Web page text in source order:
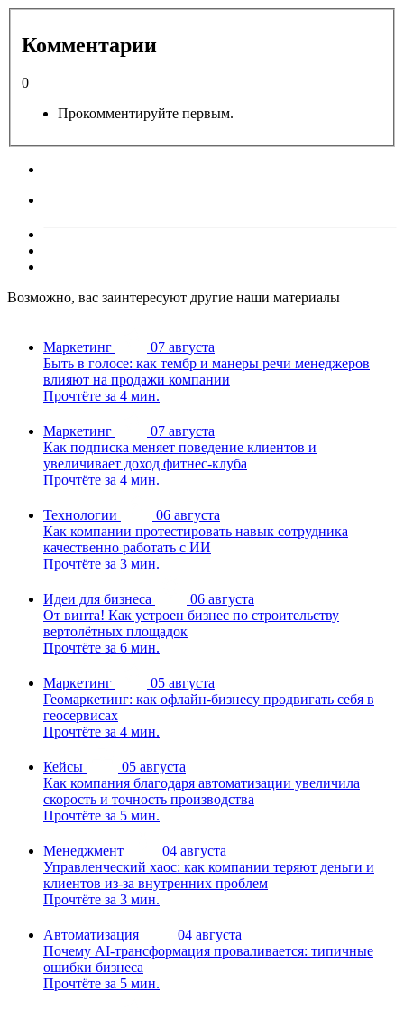
Комментарии
0
Прокомментируйте первым.
Возможно, вас заинтересуют другие наши материалы
Маркетинг
07 августа
Быть в голосе: как тембр и манеры речи менеджеров
влияют на продажи компании
Прочтёте за 4 мин.
Маркетинг
07 августа
Как подписка меняет поведение клиентов и
увеличивает доход фитнес-клуба
Прочтёте за 4 мин.
Технологии
06 августа
Как компании протестировать навык сотрудника
качественно работать с ИИ
Прочтёте за 3 мин.
Идеи для бизнеса
06 августа
От винта! Как устроен бизнес по строительству
вертолётных площадок
Прочтёте за 6 мин.
Маркетинг
05 августа
Геомаркетинг: как офлайн-бизнесу продвигать себя в
геосервисах
Прочтёте за 4 мин.
Кейсы
05 августа
Как компания благодаря автоматизации увеличила
скорость и точность производства
Прочтёте за 5 мин.
Менеджмент
04 августа
Управленческий хаос: как компании теряют деньги и
клиентов из-за внутренних проблем
Прочтёте за 3 мин.
Автоматизация
04 августа
Почему AI-трансформация проваливается: типичные
ошибки бизнеса
Прочтёте за 5 мин.